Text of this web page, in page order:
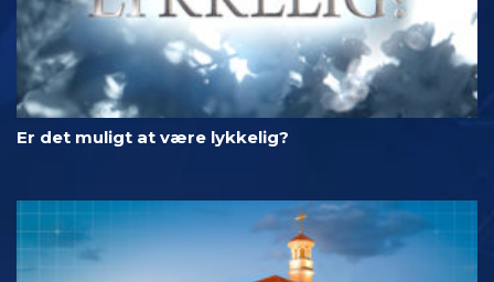
Er det muligt at være lykkelig?